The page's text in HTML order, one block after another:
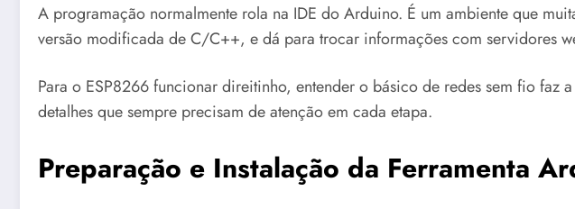
A programação normalmente rola na IDE do Arduino. É um ambiente que
versão modificada de C/C++, e dá para trocar informações com servidores
Para o ESP8266 funcionar direitinho, entender o básico de redes sem fio
detalhes que sempre precisam de atenção em cada etapa.
Preparação e Instalação da Ferramenta